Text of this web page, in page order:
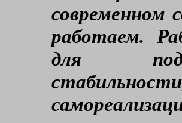
работаем.
для